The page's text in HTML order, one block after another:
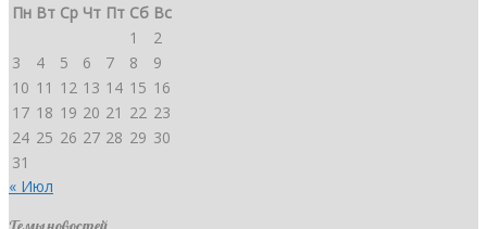
Пн Вт Ср Чт Пт Сб Вс
1
2
3
4 5 6 7 8
9
10 11 12 13 14 15 16
17 18 19 20 21 22 23
24 25 26 27 28 29 30
31
« Июл